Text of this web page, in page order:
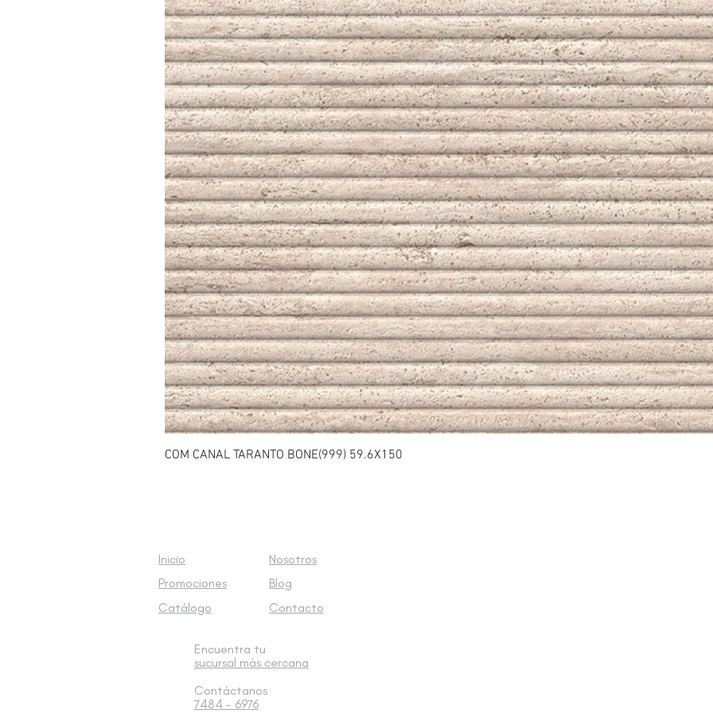
COM CANAL TARANTO BONE(999) 59.6X150
Inicio
Nosotros
Promociones
Blog
Catálogo
Contacto
Encuentra tu
sucursal más cercana
Contáctanos
7484 - 6976